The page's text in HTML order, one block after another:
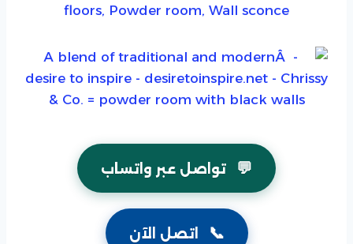
💬 تواصل عبر واتساب
📞 اتصل الآن